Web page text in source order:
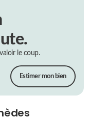
le coup.
Estimer mon bien